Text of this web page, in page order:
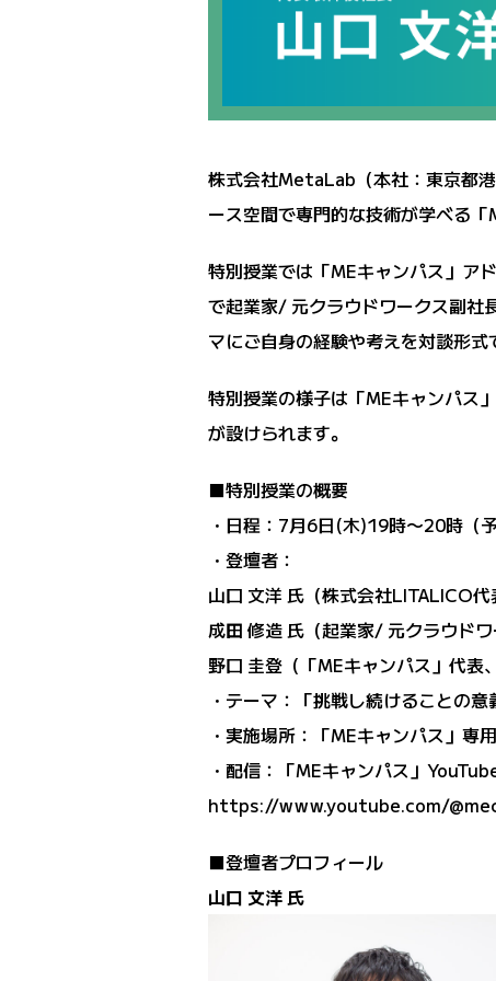
株式会社MetaLab（本社：東京都
ース空間で専門的な技術が学べる
特別授業では「MEキャンパス」ア
で起業家/ 元クラウドワークス副社
マにご自身の経験や考えを対談形式
特別授業の様子は「MEキャンパス
が設けられます。
■特別授業の概要
・日程：7月6日(木)19時〜20時（予
・登壇者：
山口 文洋 氏（株式会社LITALICO代
成田 修造 氏（起業家/ 元クラウドワ
野口 圭登（「MEキャンパス」代
・テーマ：「挑戦し続けることの意
・実施場所：「MEキャンパス」専
・配信：「MEキャンパス」
https://www.youtube.com/
■登壇者プロフィール
山口 文洋 氏